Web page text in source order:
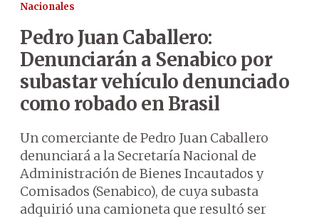
Nacionales
Pedro Juan Caballero:
Denunciarán a Senabico por
subastar vehículo denunciado
como robado en Brasil
Un comerciante de Pedro Juan Caballero
denunciará a la Secretaría Nacional de
Administración de Bienes Incautados y
Comisados (Senabico), de cuya subasta
adquirió una camioneta que resultó ser